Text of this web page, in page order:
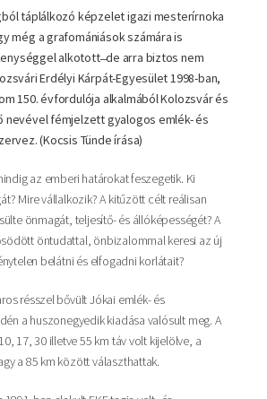
táplálkozó képzelet igazi mesterírnoka
még a grafomániások számára is
alkotott ̶ de arra biztos nem
Erdélyi Kárpát-Egyesület 1998-ban,
150. évfordulója alkalmából Kolozsvár és
nevével fémjelzett gyalogos emlék- és
(Kocsis Tünde írása)
az emberi határokat feszegetik. Ki
Mire vállalkozik? A kitűzött célt reálisan
önmagát, teljesítő- és állóképességét? A
öntudattal, önbizalommal keresi az új
belátni és elfogadni korlátait?
résszel bővült Jókai emlék- és
a huszonegyedik kiadása valósult meg. A
17, 30 illetve 55 km táv volt kijelölve, a
a 85 km között választhattak.